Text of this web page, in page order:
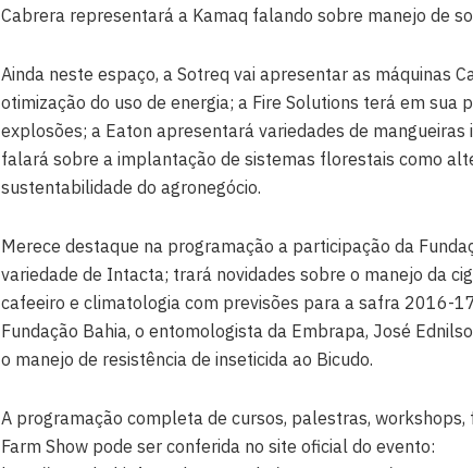
Cabrera representará a Kamaq falando sobre manejo de
Ainda neste espaço, a Sotreq vai apresentar as máquinas
otimização do uso de energia; a Fire Solutions terá em sua
explosões; a Eaton apresentará variedades de
falará sobre a implantação de sistemas florestais como
sustentabilidade do agronegócio.
Merece destaque na programação a participação da
variedade de Intacta; trará novidades sobre o manejo da
cafeeiro e climatologia com previsões para a safra 2016-
Fundação Bahia, o entomologista da Embrapa, José
o manejo de resistência de inseticida ao Bicudo.
A programação completa de cursos, palestras,
Farm Show pode ser conferida no site oficial do evento: